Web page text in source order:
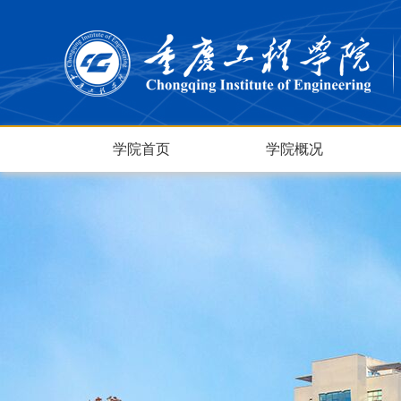
学院首页 学院概况